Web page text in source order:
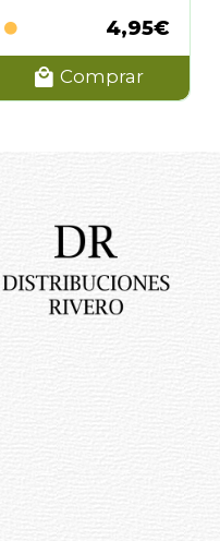
4,95€
Comprar